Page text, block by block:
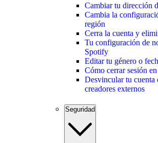
Cambiar tu dirección
Cambia la
región
Cerra la cuenta y
Tu configuración de
Spotify
Editar tu género o
Cómo cerrar sesión
Desvincular tu cuenta
creadores externos
Seguridad